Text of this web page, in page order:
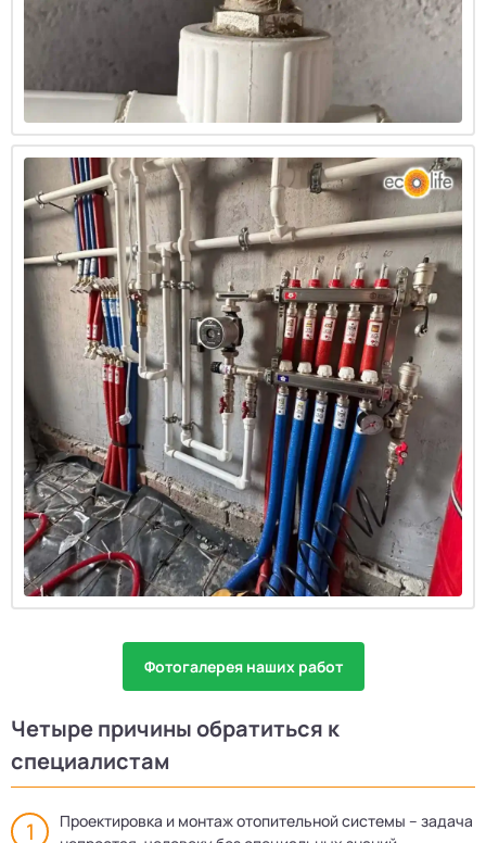
Фотогалерея наших работ
Четыре причины обратиться к
специалистам
Проектировка и монтаж отопительной системы – задача